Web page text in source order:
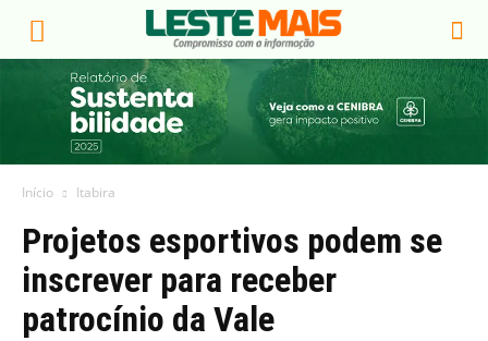
Início Itabira
Projetos esportivos podem se
inscrever para receber
patrocínio da Vale